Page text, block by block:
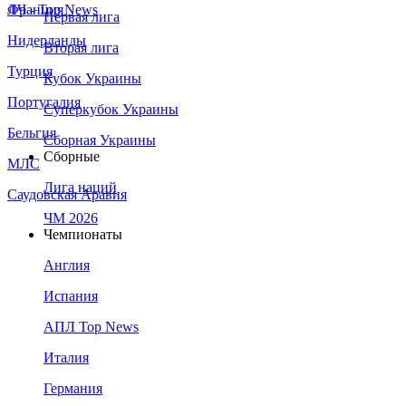
Франция
Нидерланды
Турция
Португалия
Бельгия
МЛС
Саудовская Аравия
ЛЧ - Top News
Первая лига
Вторая лига
Кубок Украины
Суперкубок Украины
Сборная Украины
Сборные
Лига наций
ЧМ 2026
Чемпионаты
Англия
Испания
АПЛ Top News
Италия
Германия